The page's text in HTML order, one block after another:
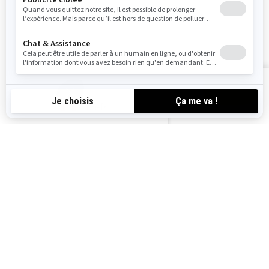
ca-fr
Suivez nous
Voir les offres